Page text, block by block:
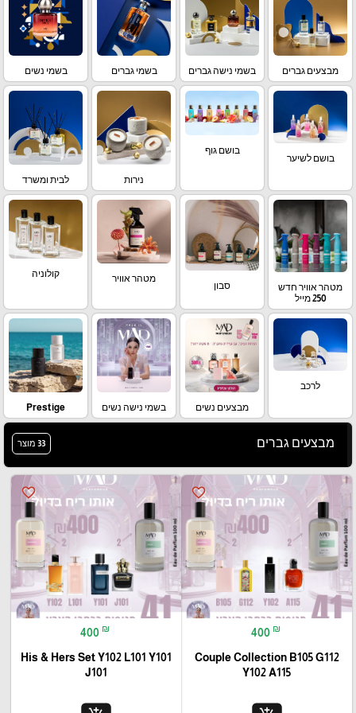
מבצעים גברים בשמי נישה גברים בשמי גברים בשמי נשים
בושם לשיער
בושם גוף
נירות לבית ומשרד
מטהר אוויר חדש
250 מייל
סבון
מטהר אוויר קולוניה
לרכב
מבצעים נשים
בשמי נישה נשים Prestige
מבצעים גברים 33 מוצר
favorite_border
400 ₪
Couple Collection B105 G112
Y102 A115
favorite_border
400 ₪
His & Hers Set Y102 L101 Y101
J101